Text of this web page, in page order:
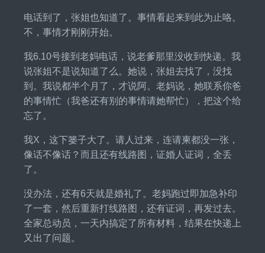
电话到了，张姐也知道了。事情看起来到此为止咯。
不，事情才刚刚开始。
我6.10号接到老妈电话，说老爹那里没收到快递。我
说张姐不是说知道了么。她说，张姐去找了，没找
到。我说都半个月了，才说阿。老妈说，她联系你爸
的事情忙（我爸还有别的事情请她帮忙），把这个给
忘了。
我X，这下篓子大了。请人过来，连请柬都没一张，
像话不像话？而且还有线路图，证婚人证词，全丢
了。
没办法，还有6天就是婚礼了。老妈跑过即加急补印
了一套，然后重新打线路图，还有证词，再发过去。
全家总动员，一天内搞定了所有材料，结果在快递上
又出了问题。